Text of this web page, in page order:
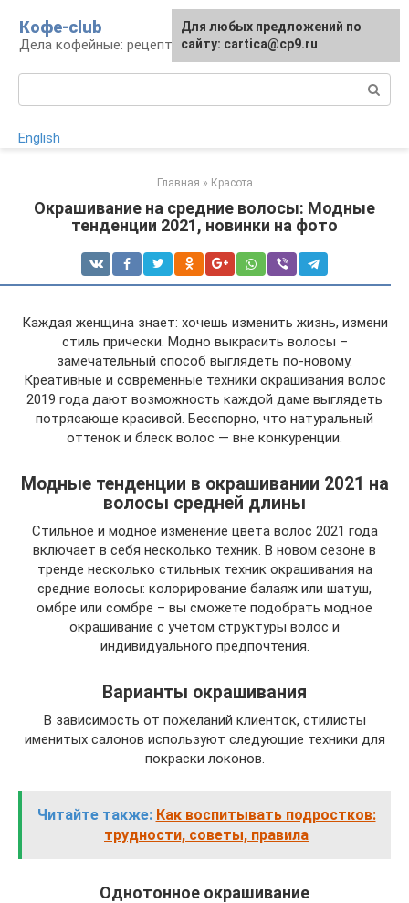
контенту
Кофе-club
Дела кофейные: рецепты и приготовление
English
Главная » Красота
Окрашивание на средние волосы: Модные
тенденции 2021, новинки на фото
Каждая женщина знает: хочешь изменить жизнь, измени
стиль прически. Модно выкрасить волосы –
замечательный способ выглядеть по-новому.
Креативные и современные техники окрашивания волос
2019 года дают возможность каждой даме выглядеть
потрясающе красивой. Бесспорно, что натуральный
оттенок и блеск волос — вне конкуренции.
Модные тенденции в окрашивании 2021 на
волосы средней длины
Стильное и модное изменение цвета волос 2021 года
включает в себя несколько техник. В новом сезоне в
тренде несколько стильных техник окрашивания на
средние волосы: колорирование балаяж или шатуш,
омбре или сомбре – вы сможете подобрать модное
окрашивание с учетом структуры волос и
индивидуального предпочтения.
Варианты окрашивания
В зависимость от пожеланий клиенток, стилисты
именитых салонов используют следующие техники для
покраски локонов.
Читайте также: Как воспитывать подростков:
трудности, советы, правила
Однотонное окрашивание
Для любых предложений по
сайту: cartica@cp9.ru